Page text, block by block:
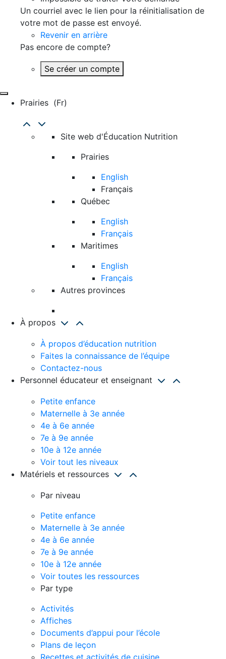
Un courriel avec le lien pour la réinitialisation de
votre mot de passe est envoyé.
Revenir en arrière
Pas encore de compte?
Se créer un compte
Prairies (fr)
Site web d'Éducation Nutrition
Prairies
English
Français
Québec
English
Français
Maritimes
English
Français
Autres provinces
À propos
À propos d’éducation nutrition
Faites la connaissance de l’équipe
Contactez-nous
Personnel éducateur et enseignant
Petite enfance
Maternelle à 3e année
4e à 6e année
7e à 9e année
10e à 12e année
Voir tout les niveaux
Matériels et ressources
Par niveau
Petite enfance
Maternelle à 3e année
4e à 6e année
7e à 9e année
10e à 12e année
Voir toutes les ressources
Par type
Activités
Affiches
Documents d’appui pour l’école
Plans de leçon